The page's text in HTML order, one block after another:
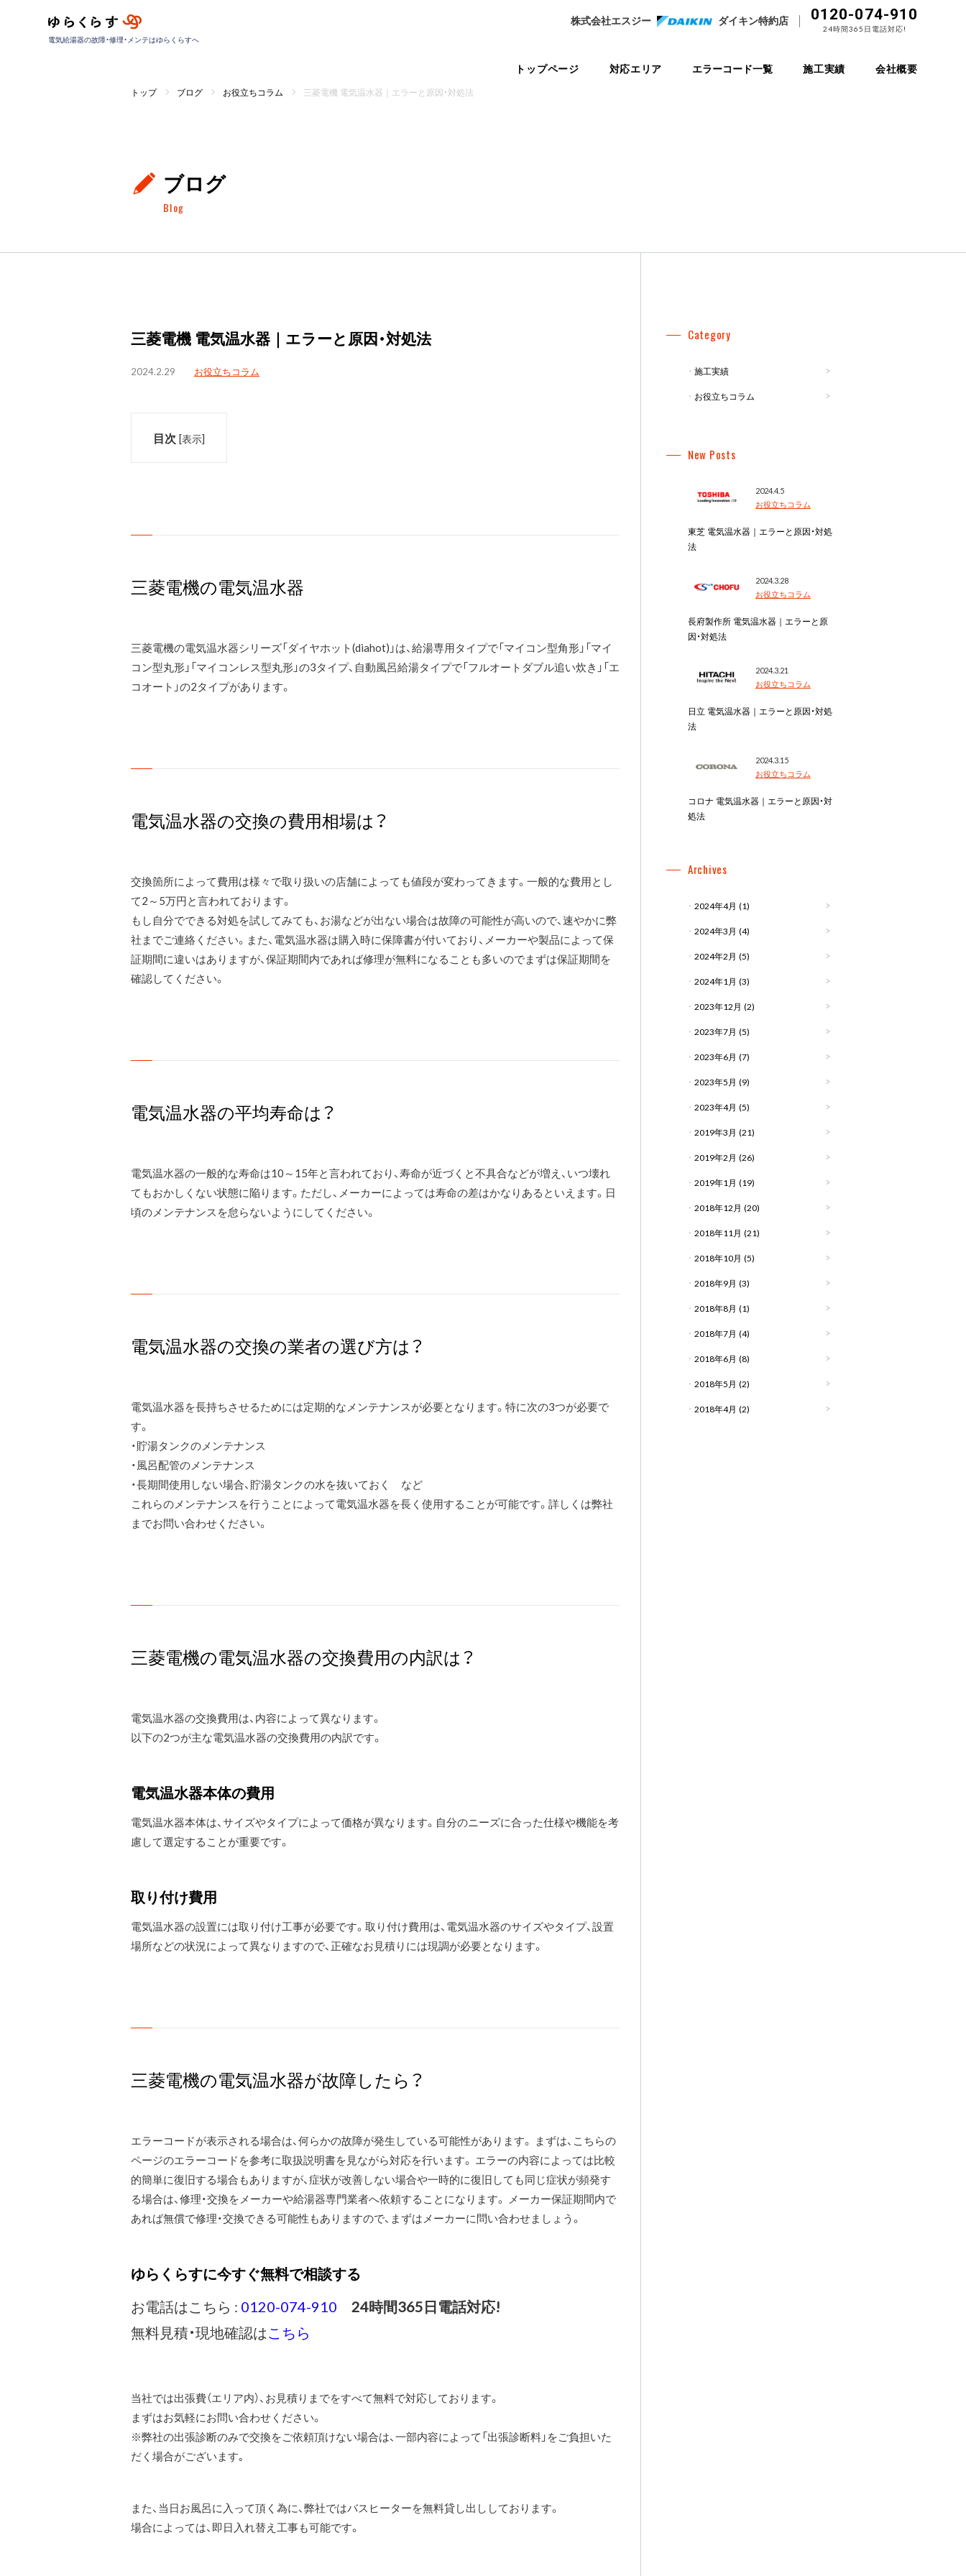
電気給湯器の故障・修理・メンテはゆらくらすへ
株式会社エスジー ダイキン特約店 0120-074-910
24時間365日電話対応!
トップページ 対応エリア エラーコード一覧 施工実績 会社概要
トップ ブログ お役立ちコラム 三菱電機 電気温水器｜エラーと原因・対処法
ブログ
Blog
三菱電機 電気温水器｜エラーと原因・対処法
2024.2.29 お役立ちコラム
目次 [表示]
三菱電機の電気温水器
三菱電機の電気温水器シリーズ「ダイヤホット(diahot)」は、給湯専用タイプで「マイコン型角形」「マイ
コン型丸形」「マイコンレス型丸形」の3タイプ、自動風呂給湯タイプで「フルオートダブル追い炊き」「エ
コオート」の2タイプがあります。
電気温水器の交換の費用相場は？
交換箇所によって費用は様々で取り扱いの店舗によっても値段が変わってきます。一般的な費用とし
て2～5万円と言われております。
もし自分でできる対処を試してみても、お湯などが出ない場合は故障の可能性が高いので、速やかに弊
社までご連絡ください。また、電気温水器は購入時に保障書が付いており、メーカーや製品によって保
証期間に違いはありますが、保証期間内であれば修理が無料になることも多いのでまずは保証期間を
確認してください。
電気温水器の平均寿命は？
電気温水器の一般的な寿命は10～15年と言われており、寿命が近づくと不具合などが増え、いつ壊れ
てもおかしくない状態に陥ります。ただし、メーカーによっては寿命の差はかなりあるといえます。日
頃のメンテナンスを怠らないようにしてください。
電気温水器の交換の業者の選び方は？
電気温水器を長持ちさせるためには定期的なメンテナンスが必要となります。特に次の3つが必要で
す。
・貯湯タンクのメンテナンス
・風呂配管のメンテナンス
・長期間使用しない場合、貯湯タンクの水を抜いておく など
これらのメンテナンスを行うことによって電気温水器を長く使用することが可能です。詳しくは弊社
までお問い合わせください。
三菱電機の電気温水器の交換費用の内訳は？
電気温水器の交換費用は、内容によって異なります。
以下の2つが主な電気温水器の交換費用の内訳です。
電気温水器本体の費用
電気温水器本体は、サイズやタイプによって価格が異なります。自分のニーズに合った仕様や機能を考
慮して選定することが重要です。
取り付け費用
電気温水器の設置には取り付け工事が必要です。取り付け費用は、電気温水器のサイズやタイプ、設置
場所などの状況によって異なりますので、正確なお見積りには現調が必要となります。
三菱電機の電気温水器が故障したら？
エラーコードが表示される場合は、何らかの故障が発生している可能性があります。 まずは、こちらの
ページのエラーコードを参考に取扱説明書を見ながら対応を行います。 エラーの内容によっては比較
的簡単に復旧する場合もありますが、症状が改善しない場合や一時的に復旧しても同じ症状が頻発す
る場合は、修理・交換をメーカーや給湯器専門業者へ依頼することになります。 メーカー保証期間内で
あれば無償で修理・交換できる可能性もありますので、まずはメーカーに問い合わせましょう。
ゆらくらすに今すぐ無料で相談する
お電話はこちら : 0120-074-910
24時間365日電話対応!
無料見積・現地確認はこちら
当社では出張費（エリア内）、お見積りまでをすべて無料で対応しております。
まずはお気軽にお問い合わせください。
※弊社の出張診断のみで交換をご依頼頂けない場合は、一部内容によって「出張診断料」をご負担いた
だく場合がございます｡
また、当日お風呂に入って頂く為に、弊社ではバスヒーターを無料貸し出ししております。
場合によっては、即日入れ替え工事も可能です。
Category
施工実績
お役立ちコラム
New Posts
2024.4.5
お役立ちコラム
東芝 電気温水器｜エラーと原因・対処
法
2024.3.28
お役立ちコラム
長府製作所 電気温水器｜エラーと原
因・対処法
2024.3.21
お役立ちコラム
日立 電気温水器｜エラーと原因・対処
法
2024.3.15
お役立ちコラム
コロナ 電気温水器｜エラーと原因・対
処法
Archives
2024年4月 (1)
2024年3月 (4)
2024年2月 (5)
2024年1月 (3)
2023年12月 (2)
2023年7月 (5)
2023年6月 (7)
2023年5月 (9)
2023年4月 (5)
2019年3月 (21)
2019年2月 (26)
2019年1月 (19)
2018年12月 (20)
2018年11月 (21)
2018年10月 (5)
2018年9月 (3)
2018年8月 (1)
2018年7月 (4)
2018年6月 (8)
2018年5月 (2)
2018年4月 (2)